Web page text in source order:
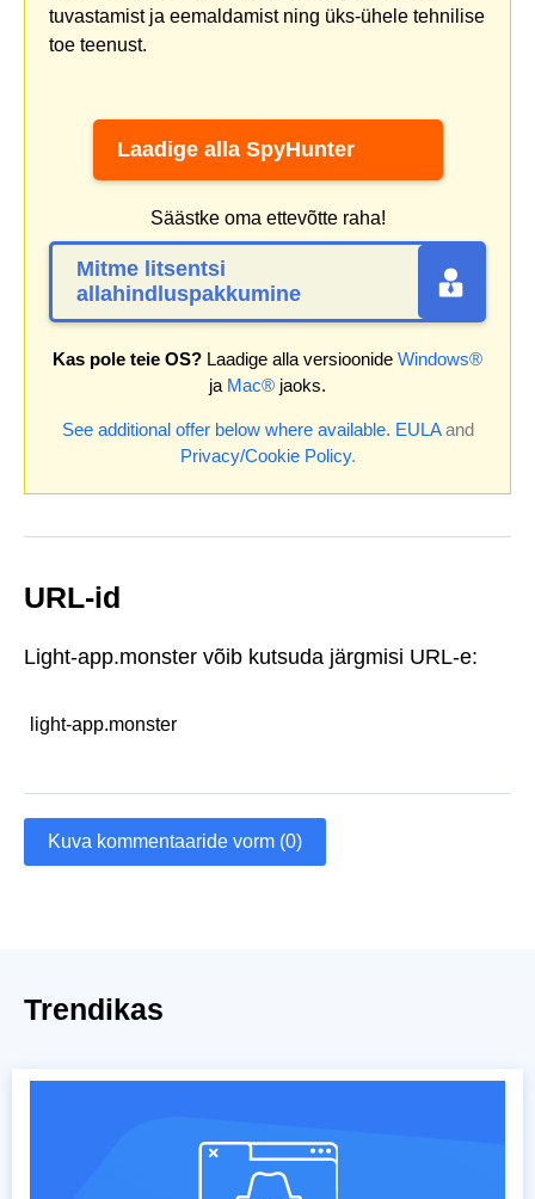
tuvastamist ja eemaldamist ning üks-ühele tehnilise
toe teenust.
Laadige alla SpyHunter
Säästke oma ettevõtte raha!
Mitme litsentsi
allahindluspakkumine
Kas pole teie OS? Laadige alla versioonide Windows®
ja Mac® jaoks.
See additional offer below where available. EULAand
Privacy/Cookie Policy.
URL-id
Light-app.monster võib kutsuda järgmisi URL-e:
light-app.monster
Kuva kommentaaride vorm (0)
Trendikas